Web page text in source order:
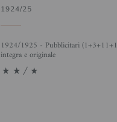
1924/25
1924/1925 - Pubblicitari (1+3+11+16) - insieme di 4 valori - gomma
integra e originale
11/1